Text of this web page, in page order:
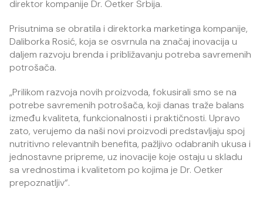
direktor kompanije Dr. Oetker Srbija.
Prisutnima se obratila i direktorka marketinga kompanije,
Daliborka Rosić, koja se osvrnula na značaj inovacija u
daljem razvoju brenda i približavanju potreba savremenih
potrošača.
„Prilikom razvoja novih proizvoda, fokusirali smo se na
potrebe savremenih potrošača, koji danas traže balans
između kvaliteta, funkcionalnosti i praktičnosti. Upravo
zato, verujemo da naši novi proizvodi predstavljaju spoj
nutritivno relevantnih benefita, pažljivo odabranih ukusa i
jednostavne pripreme, uz inovacije koje ostaju u skladu
sa vrednostima i kvalitetom po kojima je Dr. Oetker
prepoznatljiv“.